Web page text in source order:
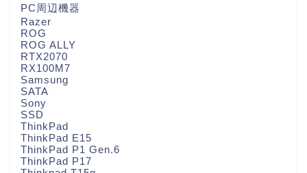
PC周辺機器
Razer
ROG
ROG ALLY
RTX2070
RX100M7
Samsung
SATA
Sony
SSD
ThinkPad
ThinkPad E15
ThinkPad P1 Gen.6
ThinkPad P17